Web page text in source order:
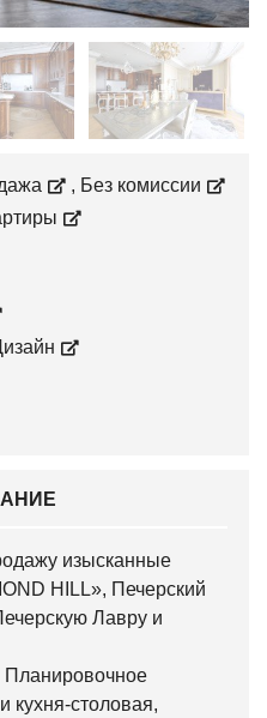
, Без комиссии
изысканные
HILL», Печерский
Лавру и
кухня-столовая,